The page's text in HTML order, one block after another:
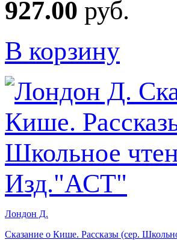
927.00 руб.
В корзину
Лондон Д.
Сказание о Кише. Рассказы (сер.